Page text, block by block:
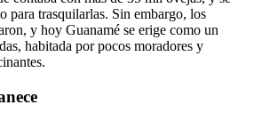
para trasquilarlas. Sin embargo, los
y hoy Guanamé se erige como un
habitada por pocos moradores y